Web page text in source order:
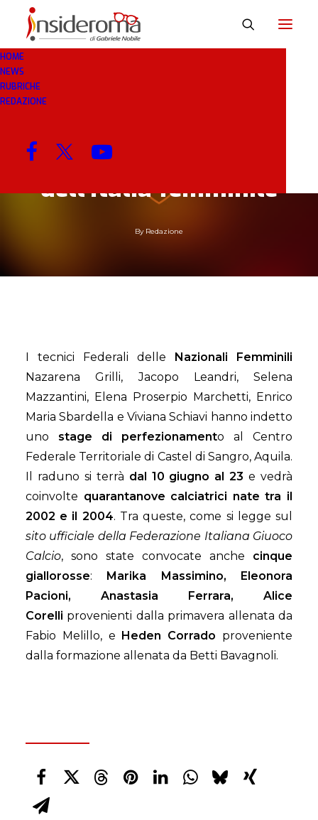
HOME
NEWS
RUBRICHE
REDAZIONE
4 GIU 2019
Cinque romaniste
convocate per lo stage
dell’Italia femminile
By Redazione
I tecnici Federali delle Nazionali Femminili
Nazarena Grilli, Jacopo Leandri, Selena
Mazzantini, Elena Proserpio Marchetti, Enrico
Maria Sbardella e Viviana Schiavi hanno indetto
uno stage di perfezionamento al Centro
Federale Territoriale di Castel di Sangro, Aquila.
Il raduno si terrà dal 10 giugno al 23 e vedrà
coinvolte quarantanove calciatrici nate tra il
2002 e il 2004. Tra queste, come si legge sul
sito ufficiale della Federazione Italiana Giuoco
Calcio, sono state convocate anche cinque
giallorosse: Marika Massimino, Eleonora
Pacioni, Anastasia Ferrara, Alice
Corelli provenienti dalla primavera allenata da
Fabio Melillo, e Heden Corrado proveniente
dalla formazione allenata da Betti Bavagnoli.